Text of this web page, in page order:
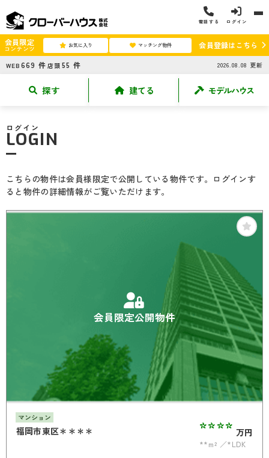
電話する ログイン
会員限定
コンテンツ お気に入り マッチング物件 会員登録はこちら
WEB 669 件 店頭 55 件 2026.08.08 更新
探す 建てる モデルハウス
ログイン
LOGIN
こちらの物件は会員様限定で公開している物件です。ログインす
ると物件の詳細情報がご覧いただけます。
会員限定公開物件
マンション
福岡市東区＊＊＊＊ **** 万円
**m²
*LDK